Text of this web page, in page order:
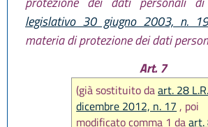
legislativo 30 giugno 2003, n.
materia di protezione dei dati
Art. 7
(già sostituito daart. 28
dicembre 2012, n. 17 , poi
modificato comma 1 daart.